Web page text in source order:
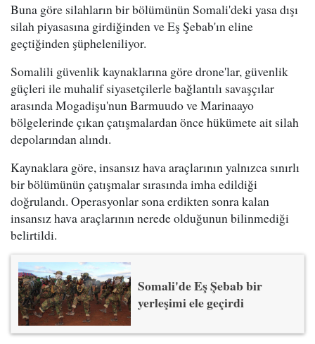
Buna göre silahların bir bölümünün Somali'deki yasa dışı
silah piyasasına girdiğinden ve Eş Şebab'ın eline
geçtiğinden şüpheleniliyor.
Somalili güvenlik kaynaklarına göre drone'lar, güvenlik
güçleri ile muhalif siyasetçilerle bağlantılı savaşçılar
arasında Mogadişu'nun Barmuudo ve Marinaayo
bölgelerinde çıkan çatışmalardan önce hükümete ait silah
depolarından alındı.
Kaynaklara göre, insansız hava araçlarının yalnızca sınırlı
bir bölümünün çatışmalar sırasında imha edildiği
doğrulandı. Operasyonlar sona erdikten sonra kalan
insansız hava araçlarının nerede olduğunun bilinmediği
belirtildi.
Somali'de Eş Şebab bir
yerleşimi ele geçirdi